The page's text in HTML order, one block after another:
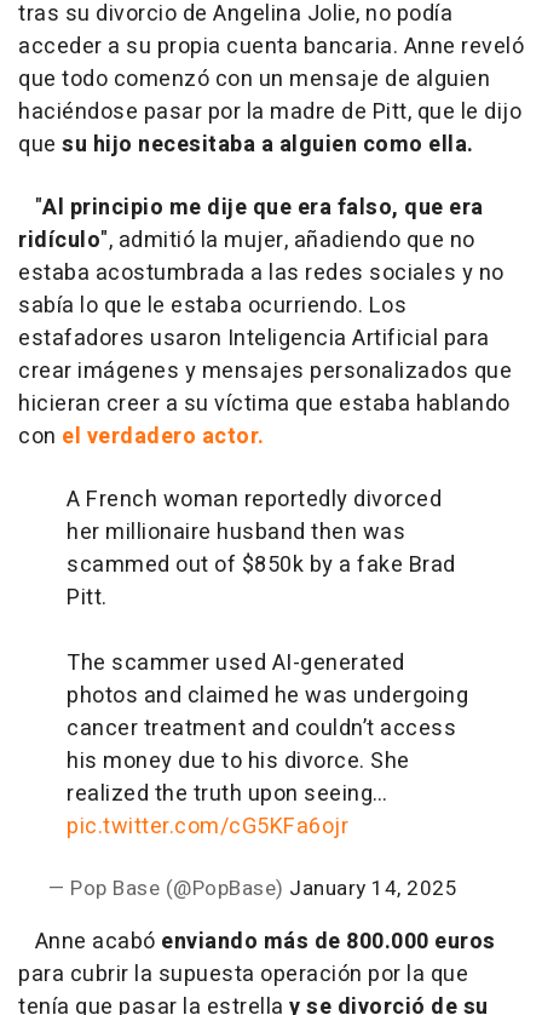
tras su divorcio de Angelina Jolie, no podía
acceder a su propia cuenta bancaria. Anne reveló
que todo comenzó con un mensaje de alguien
haciéndose pasar por la madre de Pitt, que le dijo
que su hijo necesitaba a alguien como ella.
"Al principio me dije que era falso, que era
ridículo", admitió la mujer, añadiendo que no
estaba acostumbrada a las redes sociales y no
sabía lo que le estaba ocurriendo. Los
estafadores usaron Inteligencia Artificial para
crear imágenes y mensajes personalizados que
hicieran creer a su víctima que estaba hablando
con el verdadero actor.
A French woman reportedly divorced
her millionaire husband then was
scammed out of $850k by a fake Brad
Pitt.
The scammer used AI-generated
photos and claimed he was undergoing
cancer treatment and couldn’t access
his money due to his divorce. She
realized the truth upon seeing…
pic.twitter.com/cG5KFa6ojr
— Pop Base (@PopBase) January 14, 2025
Anne acabó enviando más de 800.000 euros
para cubrir la supuesta operación por la que
tenía que pasar la estrella y se divorció de su